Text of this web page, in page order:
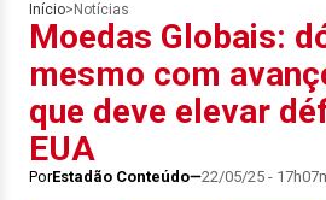
Início> Notícias
Moedas Globais:
mesmo com
que deve elevar
EUA
PorEstadão Conteúdo 22/05/25 -